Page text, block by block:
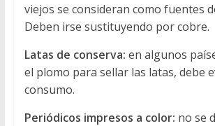
viejos se consideran como fuentes
Deben irse sustituyendo por cobre.
Latas de conserva: en algunos
el plomo para sellar las latas, debe
consumo.
Periódicos impresos a color: no se